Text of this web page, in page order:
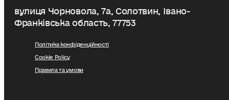
вулиця Чорновола, 7a, Солотвин, Івано-
Франківська область, 77753
Політика конфіденційності
Cookie Policy
Правила та умови